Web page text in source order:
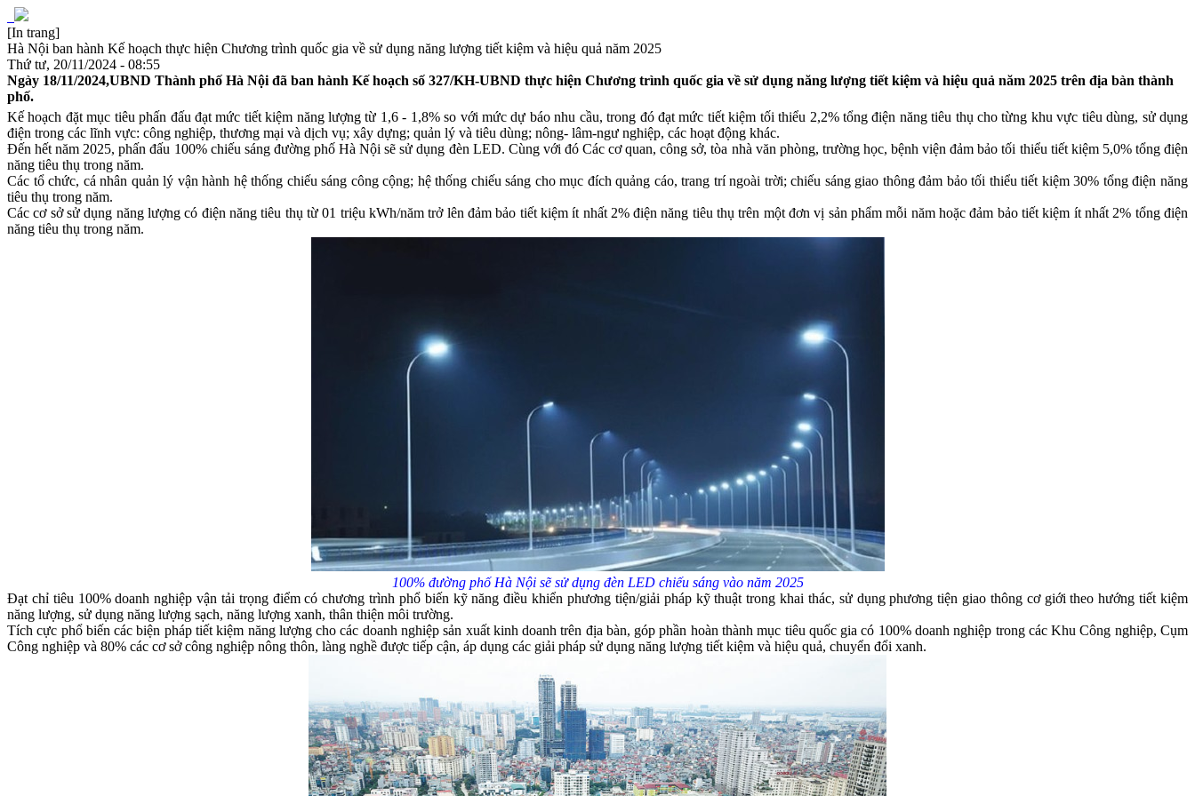
[In trang]
Hà Nội ban hành Kế hoạch thực hiện Chương trình quốc gia về sử dụng năng lượng tiết kiệm và hiệu quả năm 2025
Thứ tư, 20/11/2024 - 08:55
Ngày 18/11/2024,UBND Thành phố Hà Nội đã ban hành Kế hoạch số 327/KH-UBND thực hiện Chương trình quốc gia về sử dụng năng lượng tiết kiệm và hiệu quả năm 2025 trên địa bàn thành
phố.
Kế hoạch đặt mục tiêu phấn đấu đạt mức tiết kiệm năng lượng từ 1,6 - 1,8% so với mức dự báo nhu cầu, trong đó đạt mức tiết kiệm tối thiểu 2,2% tổng điện năng tiêu thụ cho từng khu vực tiêu dùng, sử dụng
điện trong các lĩnh vực: công nghiệp, thương mại và dịch vụ; xây dựng; quản lý và tiêu dùng; nông- lâm-ngư nghiệp, các hoạt động khác.
Đến hết năm 2025, phấn đấu 100% chiếu sáng đường phố Hà Nội sẽ sử dụng đèn LED. Cùng với đó Các cơ quan, công sở, tòa nhà văn phòng, trường học, bệnh viện đảm bảo tối thiểu tiết kiệm 5,0% tổng điện
năng tiêu thụ trong năm.
Các tổ chức, cá nhân quản lý vận hành hệ thống chiếu sáng công cộng; hệ thống chiếu sáng cho mục đích quảng cáo, trang trí ngoài trời; chiếu sáng giao thông đảm bảo tối thiểu tiết kiệm 30% tổng điện năng
tiêu thụ trong năm.
Các cơ sở sử dụng năng lượng có điện năng tiêu thụ từ 01 triệu kWh/năm trở lên đảm bảo tiết kiệm ít nhất 2% điện năng tiêu thụ trên một đơn vị sản phẩm mỗi năm hoặc đảm bảo tiết kiệm ít nhất 2% tổng điện
năng tiêu thụ trong năm.
100% đường phố Hà Nội sẽ sử dụng đèn LED chiếu sáng vào năm 2025
Đạt chỉ tiêu 100% doanh nghiệp vận tải trọng điểm có chương trình phổ biến kỹ năng điều khiển phương tiện/giải pháp kỹ thuật trong khai thác, sử dụng phương tiện giao thông cơ giới theo hướng tiết kiệm
năng lượng, sử dụng năng lượng sạch, năng lượng xanh, thân thiện môi trường.
Tích cực phổ biến các biện pháp tiết kiệm năng lượng cho các doanh nghiệp sản xuất kinh doanh trên địa bàn, góp phần hoàn thành mục tiêu quốc gia có 100% doanh nghiệp trong các Khu Công nghiệp, Cụm
Công nghiệp và 80% các cơ sở công nghiệp nông thôn, làng nghề được tiếp cận, áp dụng các giải pháp sử dụng năng lượng tiết kiệm và hiệu quả, chuyển đổi xanh.